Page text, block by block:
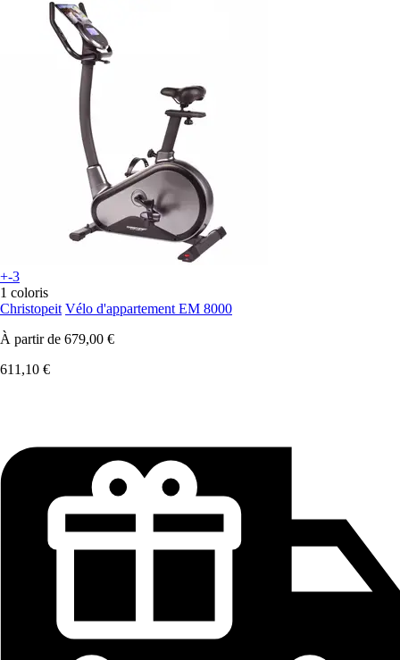
+-3
1 coloris
Christopeit Vélo d'appartement EM 8000
À partir de 679,00 €
611,10 €